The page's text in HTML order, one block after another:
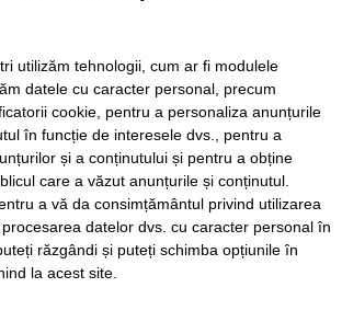
Primăriile din Timiș,
avertizate de APM că
trebuie să ia măsuri pentru
combaterea ambroziei
Înainte
Folosinta Cookie-urilor
utilizăm tehnologii, cum ar fi modulele
datele cu caracter personal, precum
cookie, pentru a personaliza anunțurile
în funcție de interesele dvs., pentru a
și a conținutului și pentru a obține
care a văzut anunțurile și conținutul.
a vă da consimțământul privind utilizarea
datelor dvs. cu caracter personal în
răzgândi și puteți schimba opțiunile în
la acest site.